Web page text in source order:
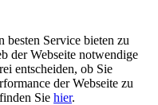
Service bieten zu
der Webseite notwendige
entscheiden, ob Sie
der Webseite zu
Sie hier.